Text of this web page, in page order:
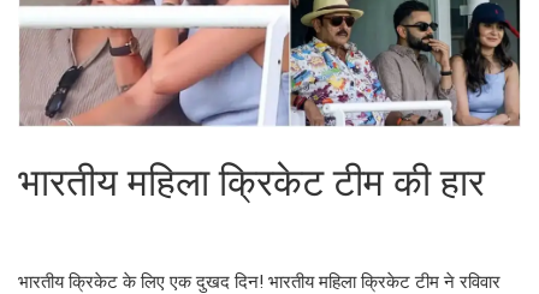
भारतीय महिला क्रिकेट टीम की हार
भारतीय क्रिकेट के लिए एक दुखद दिन! भारतीय महिला क्रिकेट टीम ने रविवार